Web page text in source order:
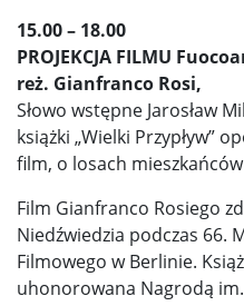
15.00 – 18.00
PROJEKCJA FILMU
reż. Gianfranco Rosi,
Słowo wstępne Jarosław
książki „Wielki Przypływ”
film, o losach
Film Gianfranco Rosiego
Niedźwiedzia podczas 66.
Filmowego w Berlinie.
uhonorowana Nagrodą